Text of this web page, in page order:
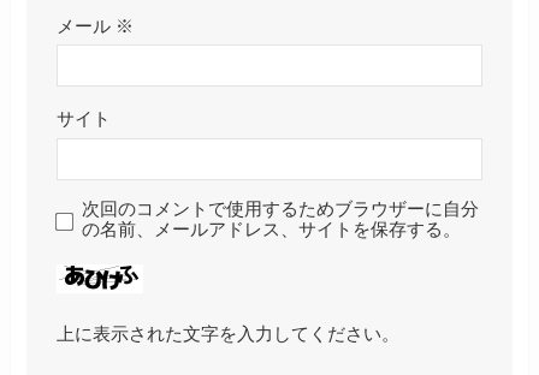
メール ※
サイト
次回のコメントで使用するためブラウザーに自分
の名前、メールアドレス、サイトを保存する。
上に表示された文字を入力してください。